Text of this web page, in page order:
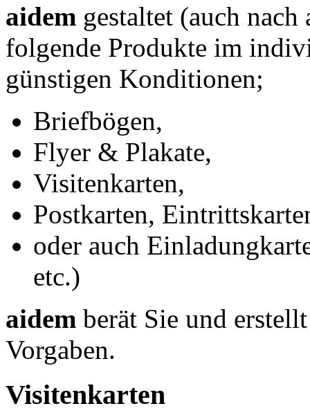
aidem gestaltet (auch
folgende Produkte im
günstigen Konditionen;
Briefbögen,
Flyer & Plakate,
Visitenkarten,
Postkarten,
oder auch
etc.)
aidem berät Sie und
Vorgaben.
Visitenkarten